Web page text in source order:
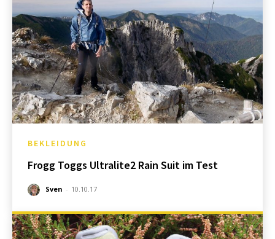
BEKLEIDUNG
Frogg Toggs Ultralite2 Rain Suit im Test
Sven - 10.10.17